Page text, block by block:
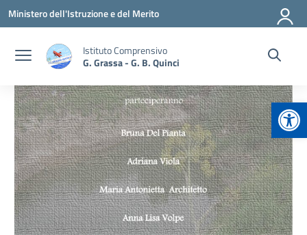
Vai ai contenuti
Vai al menu di navigazione
Vai al footer
Ministero dell'Istruzione e del Merito
Istituto Comprensivo
G. Grassa - G. B. Quinci